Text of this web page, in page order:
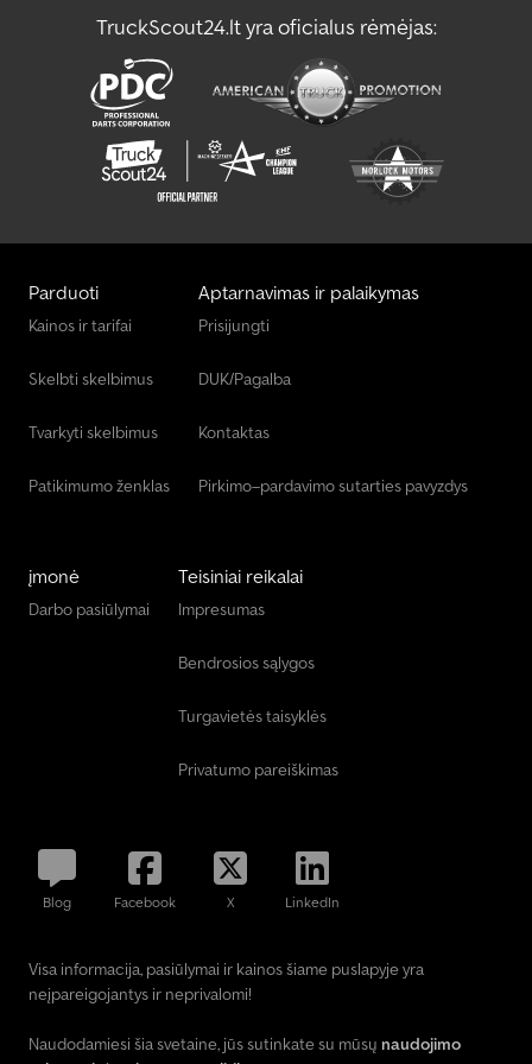
Svarstyklės Ir Svėrimo Įranga.
Vaismedžių Ir Vynuogių Auginimo Mašina
TruckScout24.lt yra oficialus rėmėjas:
Parduoti
Kainos ir tarifai
Skelbti skelbimus
Tvarkyti skelbimus
Patikimumo ženklas
Aptarnavimas ir palaikymas
Prisijungti
DUK/Pagalba
Kontaktas
Pirkimo–pardavimo sutarties pavyzdys
įmonė
Darbo pasiūlymai
Teisiniai reikalai
Impresumas
Bendrosios sąlygos
Turgavietės taisyklės
Privatumo pareiškimas
Blog Facebook X LinkedIn
Visa informacija, pasiūlymai ir kainos šiame puslapyje yra
neįpareigojantys ir neprivalomi!
Naudodamiesi šia svetaine, jūs sutinkate su mūsų naudojimo